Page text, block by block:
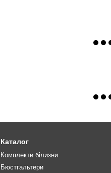
Каталог
Комплекти білизни
Бюстгальтери